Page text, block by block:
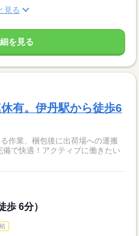
見る
を見る
有。伊丹駅から徒歩6
作業、梱包後に出荷場への運搬
で快適！アクティブに働きたい
歩 6分）